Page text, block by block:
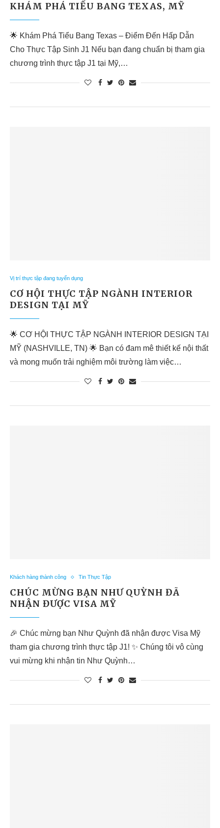
KHÁM PHÁ TIỂU BANG TEXAS, MỸ
🌟 Khám Phá Tiểu Bang Texas – Điểm Đến Hấp Dẫn
Cho Thực Tập Sinh J1 Nếu bạn đang chuẩn bị tham gia
chương trình thực tập J1 tại Mỹ,…
Vị trí thực tập đang tuyển dụng
CƠ HỘI THỰC TẬP NGÀNH INTERIOR
DESIGN TẠI MỸ
🌟 CƠ HỘI THỰC TẬP NGÀNH INTERIOR DESIGN TẠI
MỸ (NASHVILLE, TN) 🌟 Bạn có đam mê thiết kế nội thất
và mong muốn trải nghiệm môi trường làm việc…
Khách hàng thành công Tin Thực Tập
CHÚC MỪNG BẠN NHƯ QUỲNH ĐÃ
NHẬN ĐƯỢC VISA MỸ
🎉 Chúc mừng bạn Như Quỳnh đã nhận được Visa Mỹ
tham gia chương trình thực tập J1! ✨ Chúng tôi vô cùng
vui mừng khi nhận tin Như Quỳnh…